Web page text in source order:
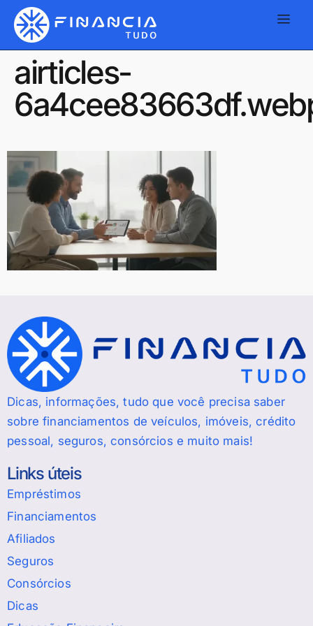
airticles-
Dicas, informações, tudo que você precisa saber
sobre financiamentos de veículos, imóveis, crédito
pessoal, seguros, consórcios e muito mais!
Links úteis
Empréstimos
Financiamentos
Afiliados
Seguros
Consórcios
Dicas